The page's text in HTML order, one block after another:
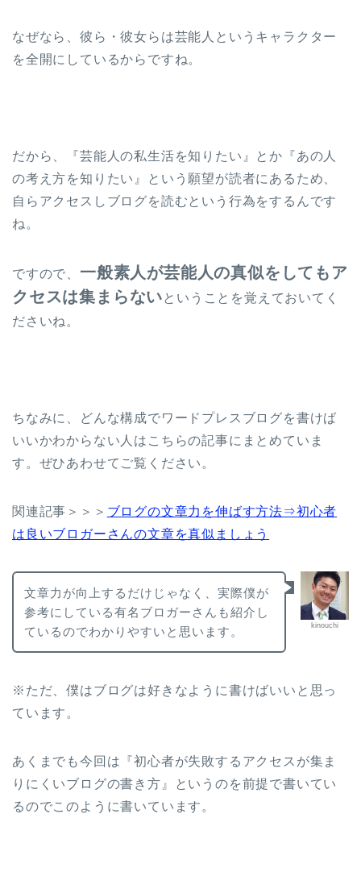
なぜなら、彼ら・彼女らは芸能人というキャラクター
を全開にしているからですね。
だから、『芸能人の私生活を知りたい』とか『あの人
の考え方を知りたい』という願望が読者にあるため、
自らアクセスしブログを読むという行為をするんです
ね。
ですので、 一般素人が芸能人の真似をしてもア
クセスは集まらない ということを覚えておいてく
ださいね。
ちなみに、どんな構成でワードプレスブログを書けば
いいかわからない人はこちらの記事にまとめていま
す。ぜひあわせてご覧ください。
関連記事＞＞＞ ブログの文章力を伸ばす方法⇒初心者
は良いブロガーさんの文章を真似ましょう
kinouchi
文章力が向上するだけじゃなく、実際僕が
参考にしている有名ブロガーさんも紹介し
ているのでわかりやすいと思います。
※ただ、僕はブログは好きなように書けばいいと思っ
ています。
あくまでも今回は『初心者が失敗するアクセスが集ま
りにくいブログの書き方』というのを前提で書いてい
るのでこのように書いています。